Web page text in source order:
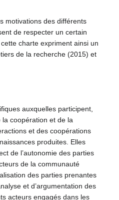
motivations des différents
de respecter un certain
charte expriment ainsi un
de la recherche (2015) et
auxquelles participent,
coopération et de la
et des coopérations
produites. Elles
de l’autonomie des parties
de la communauté
des parties prenantes
et d’argumentation des
acteurs engagés dans les